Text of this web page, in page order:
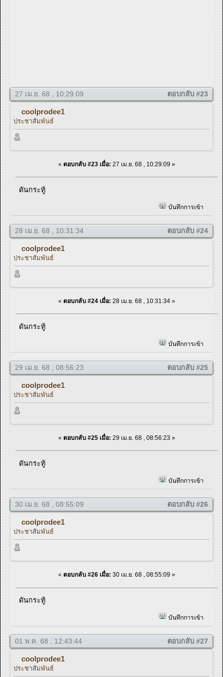
27 เม.ย. 68 , 10:29:09 ตอบกลับ #23
coolprodee1
ประชาสัมพันธ์
« ตอบกลับ #23 เมื่อ: 27 เม.ย. 68 , 10:29:09 »
ดันกระทู้
บันทึกการเข้า
28 เม.ย. 68 , 10:31:34 ตอบกลับ #24
coolprodee1
ประชาสัมพันธ์
« ตอบกลับ #24 เมื่อ: 28 เม.ย. 68 , 10:31:34 »
ดันกระทู้
บันทึกการเข้า
29 เม.ย. 68 , 08:56:23 ตอบกลับ #25
coolprodee1
ประชาสัมพันธ์
« ตอบกลับ #25 เมื่อ: 29 เม.ย. 68 , 08:56:23 »
ดันกระทู้
บันทึกการเข้า
30 เม.ย. 68 , 08:55:09 ตอบกลับ #26
coolprodee1
ประชาสัมพันธ์
« ตอบกลับ #26 เมื่อ: 30 เม.ย. 68 , 08:55:09 »
ดันกระทู้
บันทึกการเข้า
01 พ.ค. 68 , 12:43:44 ตอบกลับ #27
coolprodee1
ประชาสัมพันธ์